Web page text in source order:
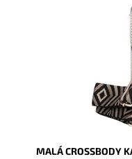
Moderní malá
dnes tak často
David
2 roky
MALÁ CROSSBODY